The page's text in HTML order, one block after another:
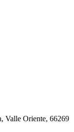
Valle Oriente, 66269